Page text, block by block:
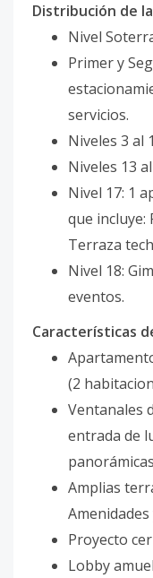
Distribución de
Nivel
Primer y
servicios.
Niveles 3 al
Niveles 13
Nivel 17: 1
que incluye:
Terraza
Nivel 18:
eventos.
Características
(2
Ventanales
entrada de
Amplias
Amenidades
Proyecto
Lobby